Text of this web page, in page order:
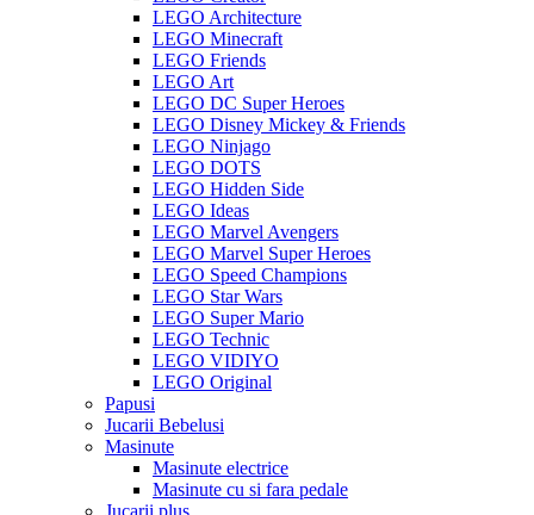
LEGO Architecture
LEGO Minecraft
LEGO Friends
LEGO Art
LEGO DC Super Heroes
LEGO Disney Mickey & Friends
LEGO Ninjago
LEGO DOTS
LEGO Hidden Side
LEGO Ideas
LEGO Marvel Avengers
LEGO Marvel Super Heroes
LEGO Speed Champions
LEGO Star Wars
LEGO Super Mario
LEGO Technic
LEGO VIDIYO
LEGO Original
Papusi
Jucarii Bebelusi
Masinute
Masinute electrice
Masinute cu si fara pedale